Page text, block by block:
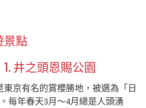
景點
井之頭恩賜公園
東京有名的賞櫻勝地，被選為「日
每年春天3月～4月總是人頭湧